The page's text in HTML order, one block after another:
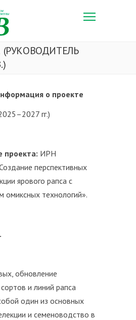
(РУКОВОДИТЕЛЬ
о проекте
гг.)
проекта: ИРН
перспективных
ярового рапса с
омиксных технологий».
обновление
и линий рапса
один из основных
и семеноводство в